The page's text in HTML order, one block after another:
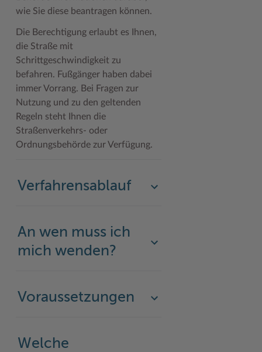
Ukrainehilfe
#MeinStormarn
Karrieretag
Was ist ein Kreis?
wie Sie diese beantragen können.
Die Berechtigung erlaubt es Ihnen,
die Straße mit
Schrittgeschwindigkeit zu
befahren. Fußgänger haben dabei
immer Vorrang. Bei Fragen zur
Nutzung und zu den geltenden
Regeln steht Ihnen die
Straßenverkehrs- oder
Ordnungsbehörde zur Verfügung.
Verfahrensablauf
An wen muss ich
mich wenden?
Voraussetzungen
Welche